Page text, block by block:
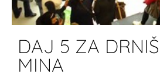
DAJ 5 ZA
MINA